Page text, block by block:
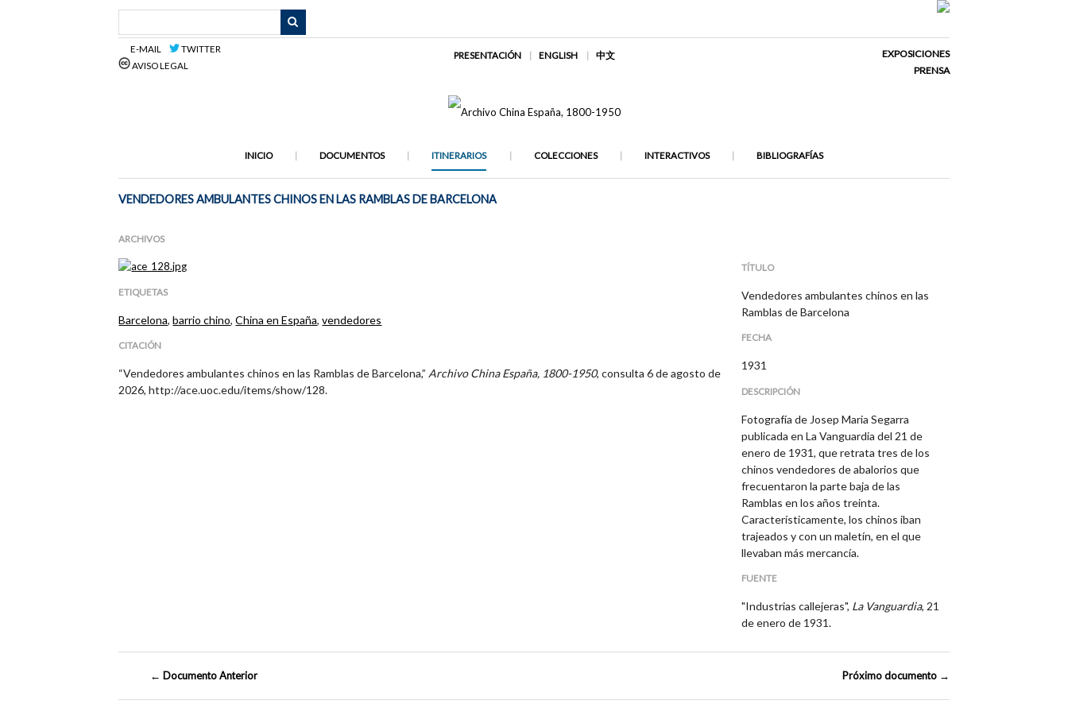
E-MAIL
TWITTER
AVISO LEGAL
PRESENTACIÓN ENGLISH 中文
EXPOSICIONES
PRENSA
INICIO DOCUMENTOS ITINERARIOS COLECCIONES INTERACTIVOS BIBLIOGRAFÍAS
VENDEDORES AMBULANTES CHINOS EN LAS RAMBLAS DE BARCELONA
ARCHIVOS
ETIQUETAS
Barcelona,barrio chino,China en España,vendedores
CITACIÓN
“Vendedores ambulantes chinos en las Ramblas de Barcelona,” Archivo China España, 1800-1950, consulta 6 de agosto de
2026,http://ace.uoc.edu/items/show/128.
TÍTULO
Vendedores ambulantes chinos en las
Ramblas de Barcelona
FECHA
1931
DESCRIPCIÓN
Fotografía de Josep Maria Segarra
publicada en La Vanguardia del 21 de
enero de 1931, que retrata tres de los
chinos vendedores de abalorios que
frecuentaron la parte baja de las
Ramblas en los años treinta.
Característicamente, los chinos iban
trajeados y con un maletín, en el que
llevaban más mercancía.
FUENTE
"Industrias callejeras", La Vanguardia, 21
de enero de 1931.
← Documento Anterior Próximo documento →